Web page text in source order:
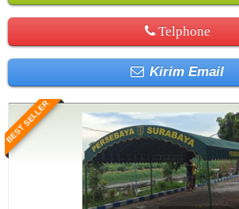
Telphone
Kirim Email
BEST SELLER